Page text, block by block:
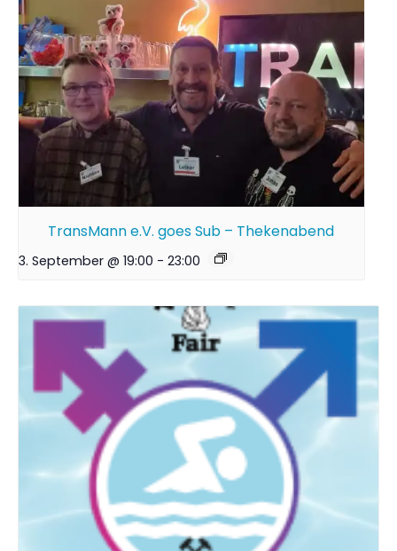
TransMann e.V. goes Sub – Thekenabend
3. September @ 19:00 - 23:00